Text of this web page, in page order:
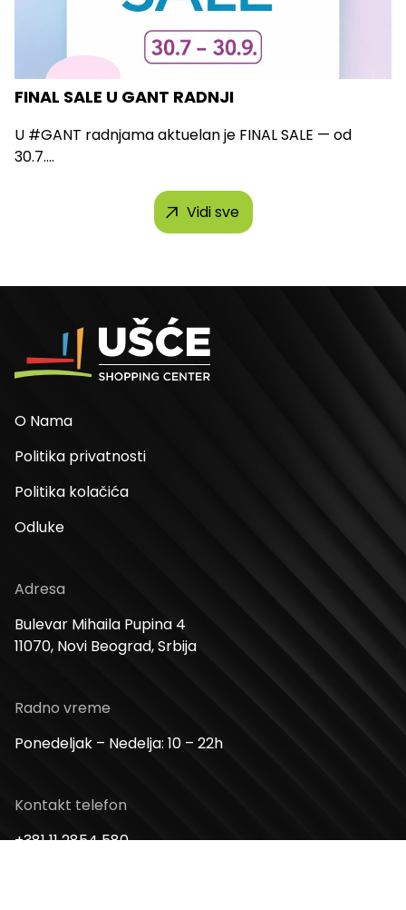
FINAL SALE U GANT RADNJI
U #GANT radnjama aktuelan je FINAL SALE — od
30.7....
Vidi sve
O Nama
Politika privatnosti
Politika kolačića
Odluke
Adresa
Bulevar Mihaila Pupina 4
11070, Novi Beograd, Srbija
Radno vreme
Ponedeljak – Nedelja: 10 – 22h
Kontakt telefon
+381 11 2854 580